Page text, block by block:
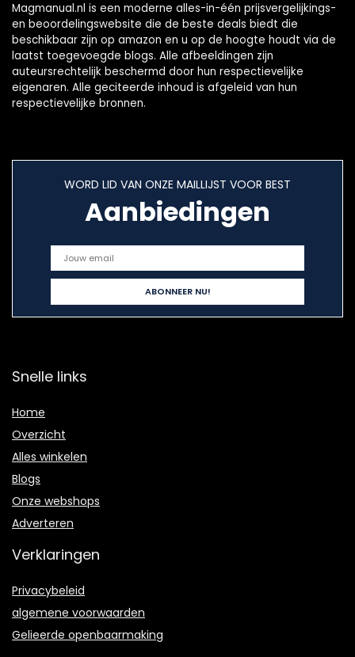
Magmanual.nl is een moderne alles-in-één prijsvergelijkings-
en beoordelingswebsite die de beste deals biedt die
beschikbaar zijn op amazon en u op de hoogte houdt via de
laatst toegevoegde blogs. Alle afbeeldingen zijn
auteursrechtelijk beschermd door hun respectievelijke
eigenaren. Alle geciteerde inhoud is afgeleid van hun
respectievelijke bronnen.
WORD LID VAN ONZE MAILLIJST VOOR BEST
Aanbiedingen
Snelle links
Home
Overzicht
Alles winkelen
Blogs
Onze webshops
Adverteren
Verklaringen
Privacybeleid
algemene voorwaarden
Gelieerde openbaarmaking